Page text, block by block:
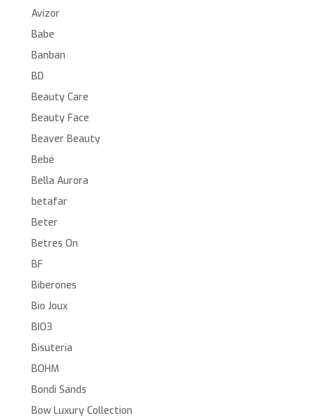
Avizor
Babe
Banban
BD
Beauty Care
Beauty Face
Beaver Beauty
Bebé
Bella Aurora
betafar
Beter
Betres On
BF
Biberones
Bio Joux
BIO3
Bisuteria
BOHM
Bondi Sands
Bow Luxury Collection